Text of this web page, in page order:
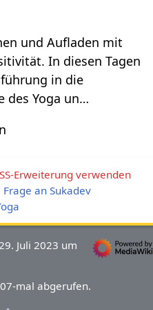
und Aufladen mit
In diesen Tagen
in die
des Yoga un…
Erweiterung verwenden
Frage an Sukadev
Juli 2023 um
mal abgerufen.